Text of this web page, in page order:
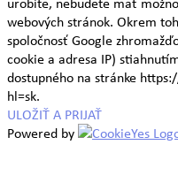
webových stránok. Okrem
spoločnosť Google
cookie a adresa IP)
dostupného na stránke
hl=sk.
ULOŽIŤ A PRIJAŤ
Powered by